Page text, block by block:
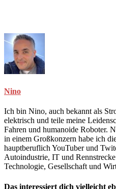
Nino
Ich bin Nino, auch bekannt als
elektrisch und teile meine
Fahren und humanoide Roboter.
in einem Großkonzern habe ich
hauptberuflich YouTuber und
Autoindustrie, IT und
Technologie, Gesellschaft und
Das interessiert dich vielleicht